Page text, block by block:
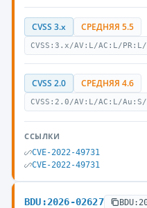
CVSS 3.x СРЕДНЯЯ 5.5
CVSS:3.x/AV:L/AC:L/
CVSS 2.0 СРЕДНЯЯ 4.6
CVSS:2.0/AV:L/AC:L/
ССЫЛКИ
CVE-2022-49731
CVE-2022-49731
BDU:2026-02627